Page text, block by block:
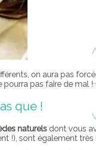
on aura pas
pas faire de mal !
que !
naturels dont vous
!), sont également très